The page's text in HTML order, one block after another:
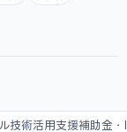
技術活用支援補助金